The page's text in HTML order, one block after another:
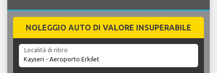
NOLEGGIO AUTO DI VALORE INSUPERABILE
Località di ritiro